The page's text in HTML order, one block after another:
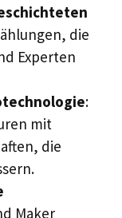
die
Experten
:
mit
die
Maker